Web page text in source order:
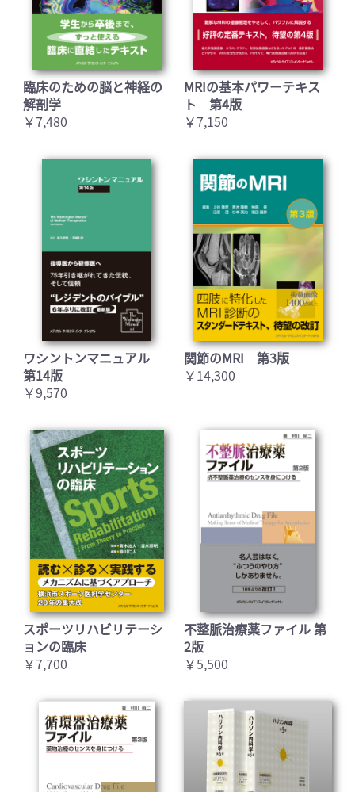
臨床のための脳と神経の
解剖学
￥7,480
MRIの基本パワーテキス
ト 第4版
￥7,150
ワシントンマニュアル
第14版
￥9,570
関節のMRI 第3版
￥14,300
スポーツリハビリテーシ
ョンの臨床
￥7,700
不整脈治療薬ファイル 第
2版
￥5,500